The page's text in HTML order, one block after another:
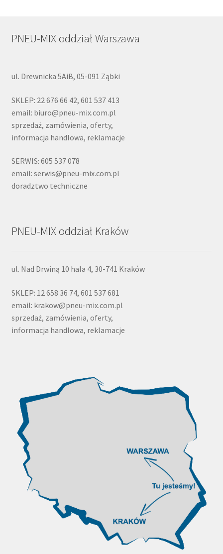
PNEU-MIX oddział Warszawa
ul. Drewnicka 5AiB, 05-091 Ząbki
SKLEP: 22 676 66 42, 601 537 413
email: biuro@pneu-mix.com.pl
sprzedaż, zamówienia, oferty,
informacja handlowa, reklamacje
SERWIS: 605 537 078
email: serwis@pneu-mix.com.pl
doradztwo techniczne
PNEU-MIX oddział Kraków
ul. Nad Drwiną 10 hala 4, 30-741 Kraków
SKLEP: 12 658 36 74, 601 537 681
email: krakow@pneu-mix.com.pl
sprzedaż, zamówienia, oferty,
informacja handlowa, reklamacje